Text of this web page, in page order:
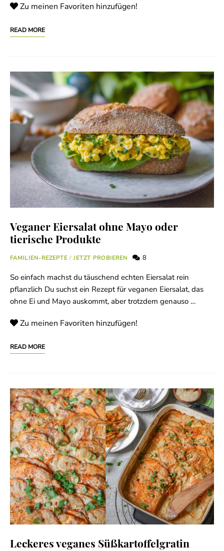
Zu meinen Favoriten hinzufügen!
READ MORE
Veganer Eiersalat ohne Mayo oder
tierische Produkte
FAMILIEN-REZEPTE / JETZT PROBIEREN 8
So einfach machst du täuschend echten Eiersalat rein
pflanzlich Du suchst ein Rezept für veganen Eiersalat, das
ohne Ei und Mayo auskommt, aber trotzdem genauso …
Zu meinen Favoriten hinzufügen!
READ MORE
Leckeres veganes Süßkartoffelgratin